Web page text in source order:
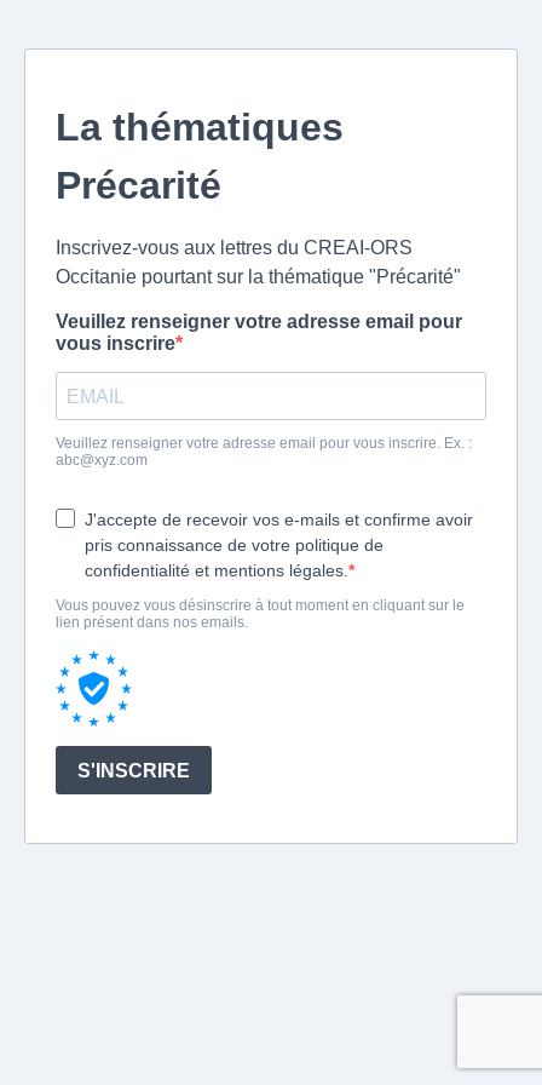
La thématiques
Précarité
Inscrivez-vous aux lettres du CREAI-ORS
Occitanie pourtant sur la thématique "Précarité"
Veuillez renseigner votre adresse email pour
vous inscrire
Veuillez renseigner votre adresse email pour vous inscrire. Ex. :
abc@xyz.com
J'accepte de recevoir vos e-mails et confirme avoir
pris connaissance de votre politique de
confidentialité et mentions légales.
Vous pouvez vous désinscrire à tout moment en cliquant sur le
lien présent dans nos emails.
S'INSCRIRE